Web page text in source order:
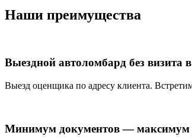
Наши преимущества
Выездной автоломбард без визита
Выезд оценщика по адресу клиента.
Минимум документов — максимум